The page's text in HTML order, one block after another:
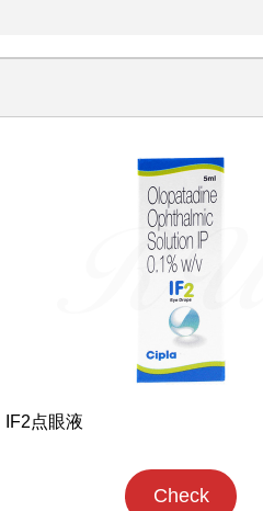
IF2点眼液
Check